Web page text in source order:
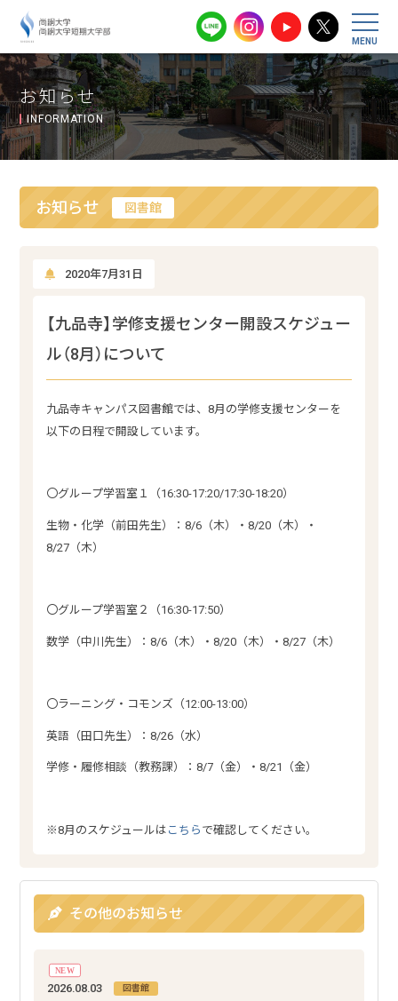
尚絅大学・尚
お知らせ
INFORMATION
お知らせ 図書館
2020年7月31日
【九品寺】学修支援センター開設スケジュー
ル（8月）について
九品寺キャンパス図書館では、8月の学修支援センターを
以下の日程で開設しています。
〇グループ学習室１（16:30-17:20/17:30-18:20）
生物・化学（前田先生）：8/6（木）・8/20（木）・
8/27（木）
〇グループ学習室２（16:30-17:50）
数学（中川先生）：8/6（木）・8/20（木）・8/27（木）
〇ラーニング・コモンズ（12:00-13:00）
英語（田口先生）：8/26（水）
学修・履修相談（教務課）：8/7（金）・8/21（金）
※8月のスケジュールは こちら で確認してください。
その他のお知らせ
NEW
2026.08.03 図書館